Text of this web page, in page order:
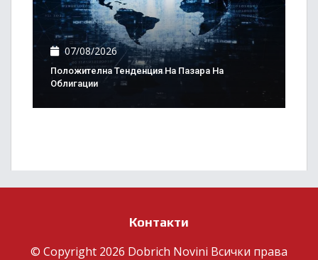
07/08/2026
Положителна Тенденция На Пазара На
Облигации
Контакти
© Copyright 2026 Dobrich Novini Всички права